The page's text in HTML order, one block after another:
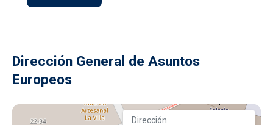
Dirección General de Asuntos
Europeos